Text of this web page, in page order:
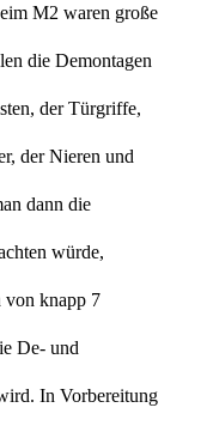
M2 waren große
die Demontagen
der Türgriffe,
der Nieren und
dann die
würde,
von knapp 7
De- und
In Vorbereitung